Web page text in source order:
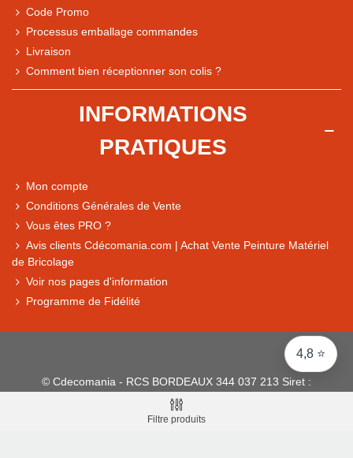
4,8 ⭐
Comparaison des performances du magasin
Code Promo
Processus emballage commandes
Livraison
Comment bien réceptionner son colis ?
INFORMATIONS
PRATIQUES
Mon compte
Conditions Générales de Vente
Vous êtes PRO ?
Avis clients Cdécomania.com | Achat Vente Peinture Matériel
de Bricolage
Voir nos pages d'information
Programme de Fidélité
© Cdecomania - RCS BORDEAUX 344 037 213 Siret :
344 037 213 001 31 - 1922-2026 Tous droits réservés
Filtre produits